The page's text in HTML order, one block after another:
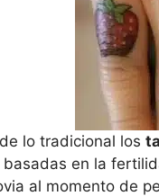
lo tradicional los
en la
al momento de